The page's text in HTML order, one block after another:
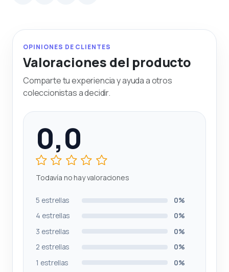
OPINIONES DE CLIENTES
Valoraciones del producto
Comparte tu experiencia y ayuda a otros
coleccionistas a decidir.
0,0
Todavía no hay valoraciones
5 estrellas
0%
4 estrellas
0%
3 estrellas
0%
2 estrellas
0%
1 estrellas
0%